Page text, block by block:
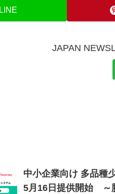
LINE
JAPAN
中小企業向け 多品種
5月16日提供開始 ～